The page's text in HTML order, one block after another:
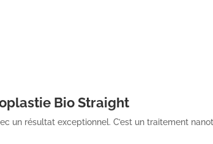
Bio Straight
un résultat exceptionnel. C’est un traitement